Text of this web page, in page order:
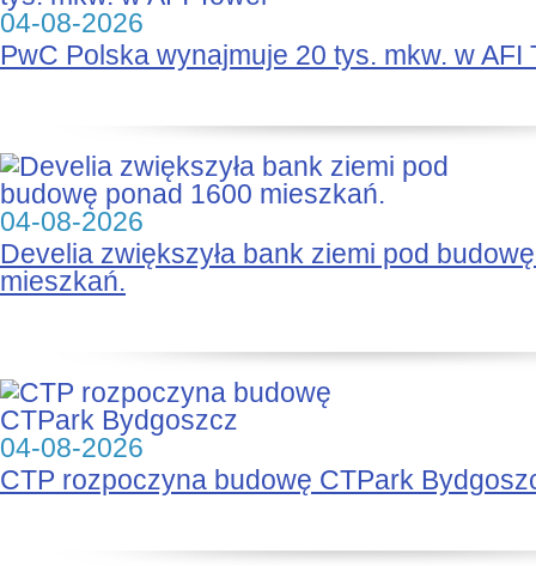
04-08-2026
PwC Polska wynajmuje 20 tys. mkw. w AFI
04-08-2026
Develia zwiększyła bank ziemi pod
mieszkań.
04-08-2026
CTP rozpoczyna budowę CTPark